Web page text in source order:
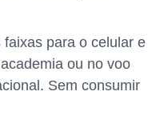
para o celular e
ou no voo
Sem consumir